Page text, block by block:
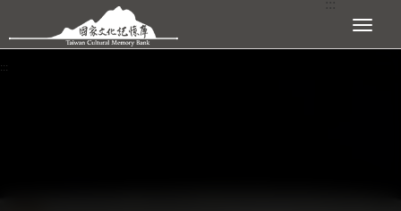
跳到主要內容區塊 展開選單
:::